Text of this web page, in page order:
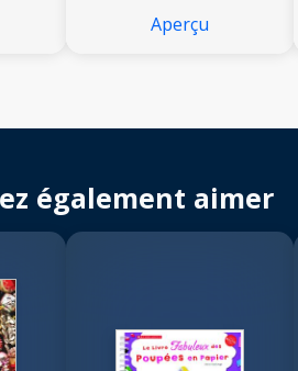
Aperçu
également aimer